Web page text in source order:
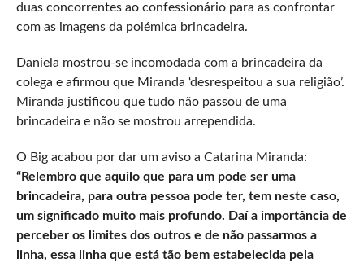
duas concorrentes ao confessionário para as confrontar
com as imagens da polémica brincadeira.
Daniela mostrou-se incomodada com a brincadeira da
colega e afirmou que Miranda ‘desrespeitou a sua religião’.
Miranda justificou que tudo não passou de uma
brincadeira e não se mostrou arrependida.
O Big acabou por dar um aviso a Catarina Miranda:
“Relembro que aquilo que para um pode ser uma
brincadeira, para outra pessoa pode ter, tem neste caso,
um significado muito mais profundo. Daí a importância de
perceber os limites dos outros e de não passarmos a
linha, essa linha que está tão bem estabelecida pela